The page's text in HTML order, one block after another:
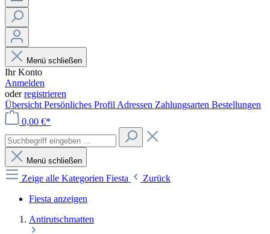
Menü schließen
Ihr Konto
Anmelden
oderregistrieren
Übersicht Persönliches Profil Adressen Zahlungsarten Bestellungen
0,00 €*
Menü schließen
Zeige alle Kategorien Fiesta
Zurück
Fiesta anzeigen
Antirutschmatten